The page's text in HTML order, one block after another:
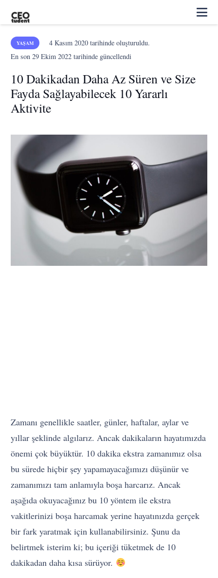
YAŞAM 4 Kasım 2020tarihinde oluşturuldu.
En son29 Ekim 2022 tarihinde güncellendi
10 Dakikadan Daha Az Süren ve Size
Fayda Sağlayabilecek 10 Yararlı
Aktivite
Zamanı genellikle saatler, günler, haftalar, aylar ve
yıllar şeklinde algılarız. Ancak dakikaların hayatımızda
önemi çok büyüktür. 10 dakika ekstra zamanımız olsa
bu sürede hiçbir şey yapamayacağımızı düşünür ve
zamanımızı tam anlamıyla boşa harcarız. Ancak
aşağıda okuyacağınız bu 10 yöntem ile ekstra
vakitlerinizi boşa harcamak yerine hayatınızda gerçek
bir fark yaratmak için kullanabilirsiniz. Şunu da
belirtmek isterim ki; bu içeriği tüketmek de 10
dakikadan daha kısa sürüyor.